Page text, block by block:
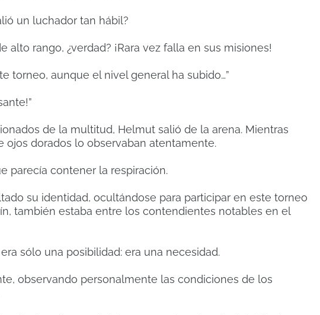
un luchador tan hábil?
alto rango, ¿verdad? ¡Rara vez falla en sus misiones!
torneo, aunque el nivel general ha subido…”
de la multitud, Helmut salió de la arena. Mientras
ojos dorados lo observaban atentamente.
parecía contener la respiración.
su identidad, ocultándose para participar en este torneo
también estaba entre los contendientes notables en el
sólo una posibilidad: era una necesidad.
observando personalmente las condiciones de los